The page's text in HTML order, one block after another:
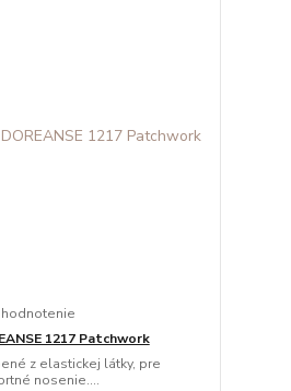
hodnotenie
1217 Patchwork
z elastickej látky, pre
nosenie....